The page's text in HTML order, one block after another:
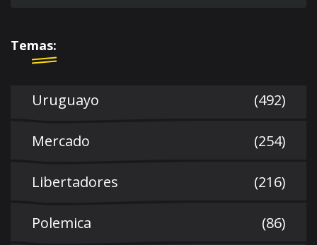
Temas:
Uruguayo (492)
Mercado (254)
Libertadores (216)
Polemica (86)